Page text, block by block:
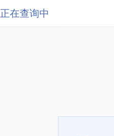
正在查询中